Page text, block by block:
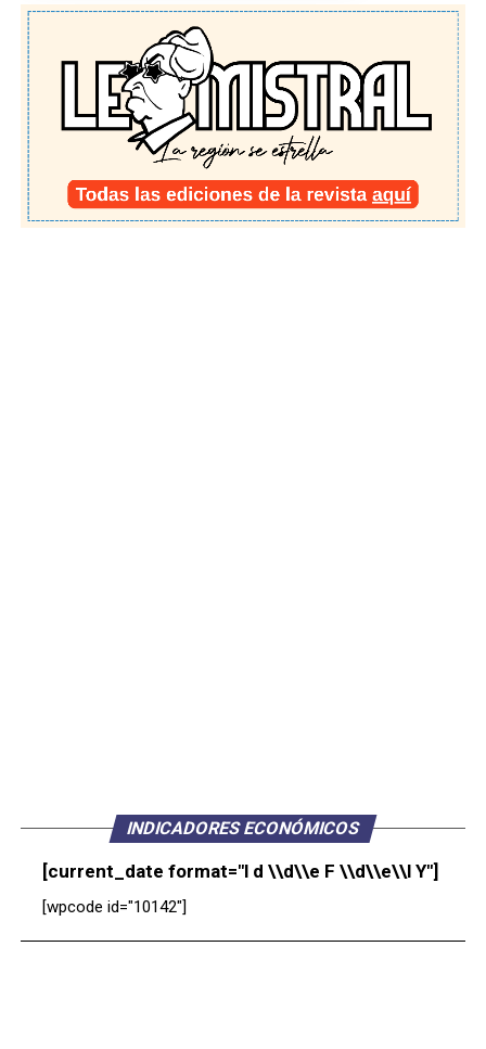
INDICADORES ECONÓMICOS
[current_date format="l d \\d\\e F \\d\\e\\l Y"]
[wpcode id="10142"]